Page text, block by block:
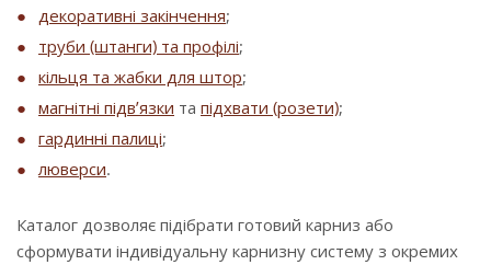
декоративні закінчення;
труби (штанги) та профілі;
кільця та жабки для штор;
магнітні підв’язки та підхвати (розети);
гардинні палиці;
люверси.
Каталог дозволяє підібрати готовий карниз або
сформувати індивідуальну карнизну систему з окремих